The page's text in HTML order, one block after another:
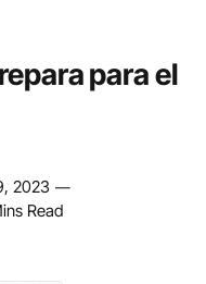
para el
2023
Read